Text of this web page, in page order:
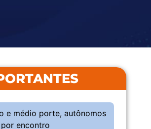
e médio porte, autônomos
encontro